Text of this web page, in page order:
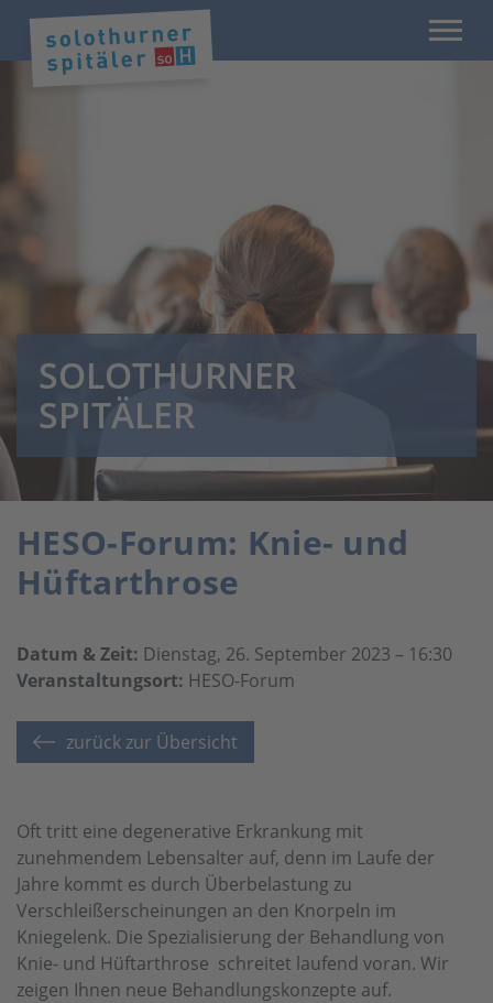
SOLOTHURNER
SPITÄLER
HESO-Forum: Knie- und
Hüftarthrose
Datum & Zeit: Dienstag, 26. September 2023 – 16:30
Veranstaltungsort: HESO-Forum
zurück zur Übersicht
Oft tritt eine degenerative Erkrankung mit
zunehmendem Lebensalter auf, denn im Laufe der
Jahre kommt es durch Überbelastung zu
Verschleißerscheinungen an den Knorpeln im
Kniegelenk. Die Spezialisierung der Behandlung von
Knie- und Hüftarthrose schreitet laufend voran. Wir
zeigen Ihnen neue Behandlungskonzepte auf.